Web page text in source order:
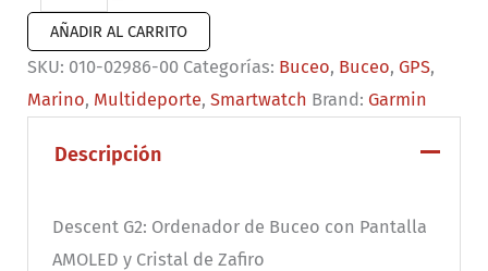
Descent
G2
cantidad
AÑADIR AL CARRITO
SKU: 010-02986-00 Categorías: Buceo, Buceo, GPS,
Marino, Multideporte,Smartwatch Brand: Garmin
Descripción
Descent G2: Ordenador de Buceo con Pantalla
AMOLED y Cristal de Zafiro